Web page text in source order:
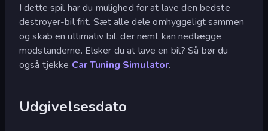
I dette spil har du mulighed for at lave den bedste
destroyer-bil frit. Sæt alle dele omhyggeligt sammen
og skab en ultimativ bil, der nemt kan nedlægge
modstanderne. Elsker du at lave en bil? Så bør du
også tjekke Car Tuning Simulator.
Udgivelsesdato